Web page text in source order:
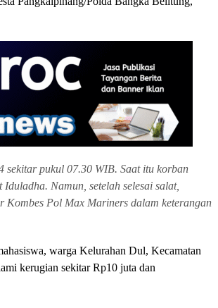
sekitar pukul 07.30 WIB. Saat itu korban
Namun, setelah selesai salat,
Kombes Pol Max Mariners dalam keterangan
warga Kelurahan Dul, Kecamatan
kerugian sekitar Rp10 juta dan